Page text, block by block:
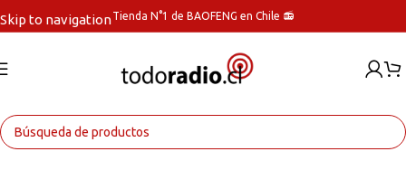
Skip to navigationTienda N°1 de BAOFENG en Chile 📻
Inicio Linternas Tácticas